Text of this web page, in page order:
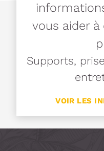
vous aider
Supports,
VOIR LES